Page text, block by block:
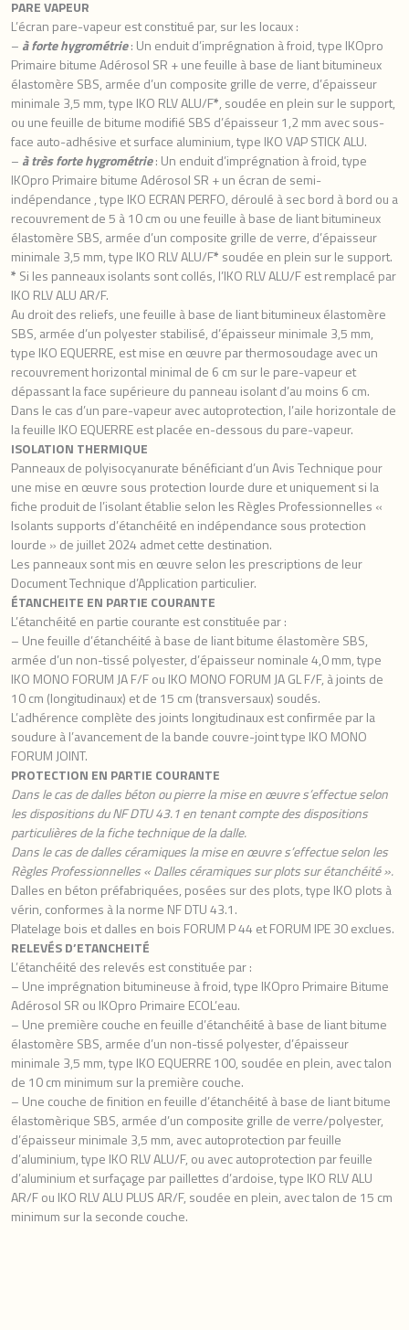
PARE VAPEUR
L’écran pare-vapeur est constitué par, sur les locaux :
– à forte hygrométrie: Un enduit d’imprégnation à froid, type IKOpro
Primaire bitume Adérosol SR + une feuille à base de liant bitumineux
élastomère SBS, armée d’un composite grille de verre, d’épaisseur
minimale 3,5 mm, type IKO RLV ALU/F*, soudée en plein sur le support,
ou une feuille de bitume modifié SBS d’épaisseur 1,2 mm avec sous-
face auto-adhésive et surface aluminium, type IKO VAP STICK ALU.
– à très forte hygrométrie: Un enduit d’imprégnation à froid, type
IKOpro Primaire bitume Adérosol SR + un écran de semi-
indépendance , type IKO ECRAN PERFO, déroulé à sec bord à bord ou a
recouvrement de 5 à 10 cm ou une feuille à base de liant bitumineux
élastomère SBS, armée d’un composite grille de verre, d’épaisseur
minimale 3,5 mm, type IKO RLV ALU/F* soudée en plein sur le support.
* Si les panneaux isolants sont collés, l’IKO RLV ALU/F est remplacé par
IKO RLV ALU AR/F.
Au droit des reliefs, une feuille à base de liant bitumineux élastomère
SBS, armée d’un polyester stabilisé, d’épaisseur minimale 3,5 mm,
type IKO EQUERRE, est mise en œuvre par thermosoudage avec un
recouvrement horizontal minimal de 6 cm sur le pare-vapeur et
dépassant la face supérieure du panneau isolant d’au moins 6 cm.
Dans le cas d’un pare-vapeur avec autoprotection, l’aile horizontale de
la feuille IKO EQUERRE est placée en-dessous du pare-vapeur.
ISOLATION THERMIQUE
Panneaux de polyisocyanurate bénéficiant d’un Avis Technique pour
une mise en œuvre sous protection lourde dure et uniquement si la
fiche produit de l’isolant établie selon les Règles Professionnelles «
Isolants supports d’étanchéité en indépendance sous protection
lourde » de juillet 2024 admet cette destination.
Les panneaux sont mis en œuvre selon les prescriptions de leur
Document Technique d’Application particulier.
ÉTANCHEITE EN PARTIE COURANTE
L’étanchéité en partie courante est constituée par :
– Une feuille d’étanchéité à base de liant bitume élastomère SBS,
armée d’un non-tissé polyester, d’épaisseur nominale 4,0 mm, type
IKO MONO FORUM JA F/F ou IKO MONO FORUM JA GL F/F, à joints de
10 cm (longitudinaux) et de 15 cm (transversaux) soudés.
L’adhérence complète des joints longitudinaux est confirmée par la
soudure à l’avancement de la bande couvre-joint type IKO MONO
FORUM JOINT.
PROTECTION EN PARTIE COURANTE
Dans le cas de dalles béton ou pierre la mise en œuvre s’effectue selon
les dispositions du NF DTU 43.1 en tenant compte des dispositions
particulières de la fiche technique de la dalle.
Dans le cas de dalles céramiques la mise en œuvre s’effectue selon les
Règles Professionnelles « Dalles céramiques sur plots sur étanchéité ».
Dalles en béton préfabriquées, posées sur des plots, type IKO plots à
vérin, conformes à la norme NF DTU 43.1.
Platelage bois et dalles en bois FORUM P 44 et FORUM IPE 30 exclues.
RELEVÉS D’ETANCHEITÉ
L’étanchéité des relevés est constituée par :
– Une imprégnation bitumineuse à froid, type IKOpro Primaire Bitume
Adérosol SR ou IKOpro Primaire ECOL’eau.
– Une première couche en feuille d’étanchéité à base de liant bitume
élastomère SBS, armée d’un non-tissé polyester, d’épaisseur
minimale 3,5 mm, type IKO EQUERRE 100, soudée en plein, avec talon
de 10 cm minimum sur la première couche.
– Une couche de finition en feuille d’étanchéité à base de liant bitume
élastomèrique SBS, armée d’un composite grille de verre/polyester,
d’épaisseur minimale 3,5 mm, avec autoprotection par feuille
d’aluminium, type IKO RLV ALU/F, ou avec autoprotection par feuille
d’aluminium et surfaçage par paillettes d’ardoise, type IKO RLV ALU
AR/F ou IKO RLV ALU PLUS AR/F, soudée en plein, avec talon de 15 cm
minimum sur la seconde couche.